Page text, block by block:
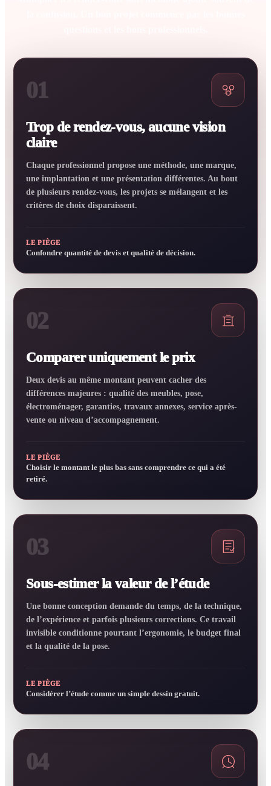
01
Trop de rendez-vous, aucune vision
claire
Chaque professionnel propose une méthode, une marque,
une implantation et une présentation différentes. Au bout
de plusieurs rendez-vous, les projets se mélangent et les
critères de choix disparaissent.
LE PIÈGE
Confondre quantité de devis et qualité de décision.
02
Comparer uniquement le prix
Deux devis au même montant peuvent cacher des
différences majeures : qualité des meubles, pose,
électroménager, garanties, travaux annexes, service après-
vente ou niveau d’accompagnement.
LE PIÈGE
Choisir le montant le plus bas sans comprendre ce qui a été
retiré.
03
Sous-estimer la valeur de l’étude
Une bonne conception demande du temps, de la technique,
de l’expérience et parfois plusieurs corrections. Ce travail
invisible conditionne pourtant l’ergonomie, le budget final
et la qualité de la pose.
LE PIÈGE
Considérer l’étude comme un simple dessin gratuit.
04